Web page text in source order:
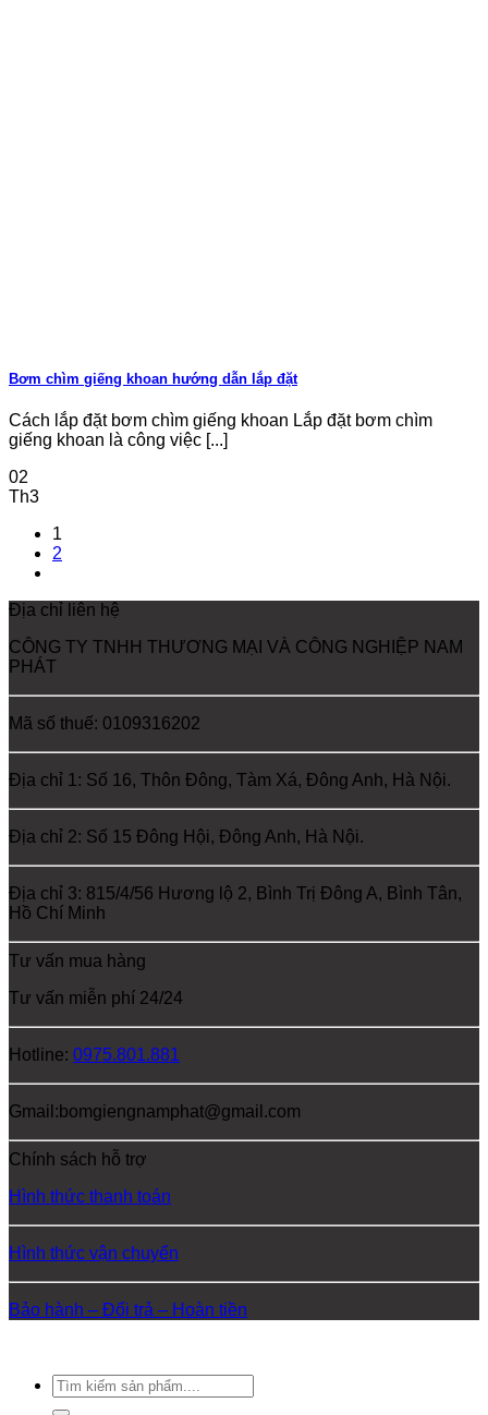
Bơm chìm giếng khoan hướng dẫn lắp đặt
Cách lắp đặt bơm chìm giếng khoan Lắp đặt bơm chìm
giếng khoan là công việc [...]
02
Th3
1
2
Địa chỉ liên hệ
CÔNG TY TNHH THƯƠNG MẠI VÀ CÔNG NGHIỆP NAM
PHÁT
Mã số thuế: 0109316202
Địa chỉ 1: Số 16, Thôn Đông, Tàm Xá, Đông Anh, Hà Nội.
Địa chỉ 2: Số 15 Đông Hội, Đông Anh, Hà Nội.
Địa chỉ 3: 815/4/56 Hương lộ 2, Bình Trị Đông A, Bình Tân,
Hồ Chí Minh
Tư vấn mua hàng
Tư vấn miễn phí 24/24
Hotline: 0975.801.881
Gmail:bomgiengnamphat@gmail.com
Chính sách hỗ trợ
Hình thức thanh toán
Hình thức vận chuyển
Bảo hành – Đổi trả – Hoàn tiền
Tìm
kiếm: